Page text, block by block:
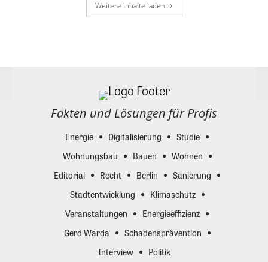
Weitere Inhalte laden
Fakten und Lösungen für Profis
Energie Digitalisierung
Studie
Wohnungsbau
Bauen
Wohnen
Editorial
Recht Berlin
Sanierung
Stadtentwicklung
Klimaschutz
Veranstaltungen
Energieeffizienz
Gerd Warda
Schadensprävention
Interview
Politik